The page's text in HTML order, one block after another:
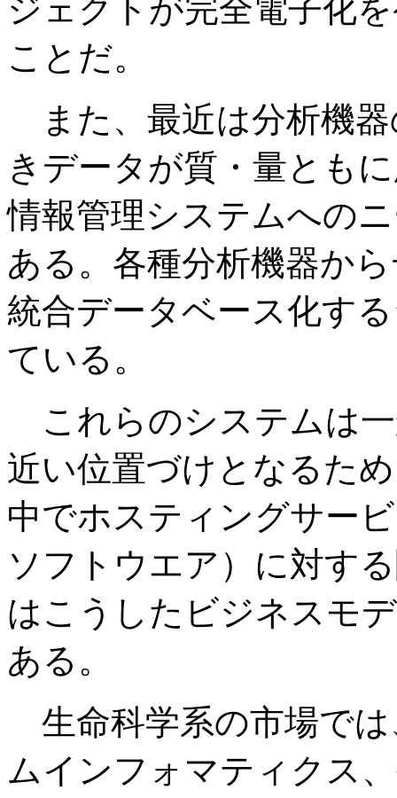
ジェクトが完全電子化
ことだ。
また、最近は分析機
きデータが質・量とも
情報管理システムへの
ある。各種分析機器か
統合データベース化す
ている。
これらのシステムは
近い位置づけとなるた
中でホスティングサー
ソフトウエア）に対す
はこうしたビジネスモ
ある。
生命科学系の市場で
ムインフォマティクス